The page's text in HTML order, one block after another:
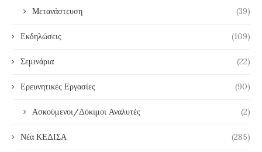
Μετανάστευση (39)
Εκδηλώσεις (109)
Σεμινάρια (22)
Ερευνητικές Εργασίες (90)
Ασκούμενοι/Δόκιμοι Αναλυτές (2)
Νέα ΚΕΔΙΣΑ (285)